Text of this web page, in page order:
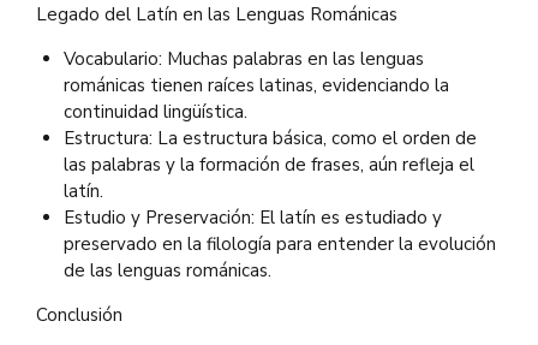
Legado del Latín en las Lenguas Románicas
Vocabulario: Muchas palabras en las lenguas
románicas tienen raíces latinas, evidenciando la
continuidad lingüística.
Estructura: La estructura básica, como el orden de
las palabras y la formación de frases, aún refleja el
latín.
Estudio y Preservación: El latín es estudiado y
preservado en la filología para entender la evolución
de las lenguas románicas.
Conclusión